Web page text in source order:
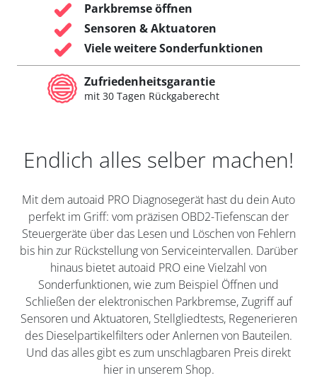
Parkbremse öffnen
Sensoren & Aktuatoren
Viele weitere Sonderfunktionen
Zufriedenheitsgarantie
mit 30 Tagen Rückgaberecht
Endlich alles selber machen!
Mit dem autoaid PRO Diagnosegerät hast du dein Auto
perfekt im Griff: vom präzisen OBD2-Tiefenscan der
Steuergeräte über das Lesen und Löschen von Fehlern
bis hin zur Rückstellung von Serviceintervallen. Darüber
hinaus bietet autoaid PRO eine Vielzahl von
Sonderfunktionen, wie zum Beispiel Öffnen und
Schließen der elektronischen Parkbremse, Zugriff auf
Sensoren und Aktuatoren, Stellgliedtests, Regenerieren
des Dieselpartikelfilters oder Anlernen von Bauteilen.
Und das alles gibt es zum unschlagbaren Preis direkt
hier in unserem Shop.